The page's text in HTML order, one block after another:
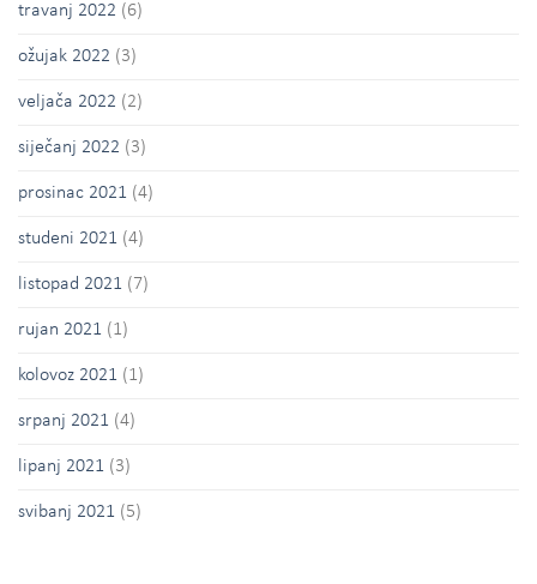
travanj 2022 (6)
ožujak 2022 (3)
veljača 2022 (2)
siječanj 2022 (3)
prosinac 2021 (4)
studeni 2021 (4)
listopad 2021 (7)
rujan 2021 (1)
kolovoz 2021 (1)
srpanj 2021 (4)
lipanj 2021 (3)
svibanj 2021 (5)